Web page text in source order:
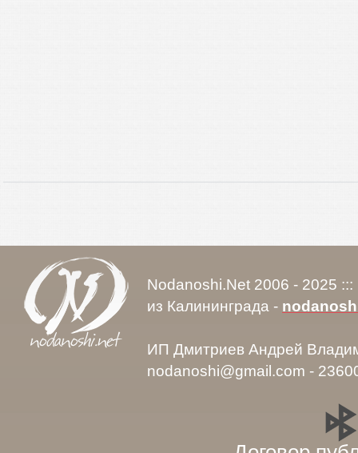
Nodanoshi.Net 2006 - 2025
из Калининграда -
ИП Дмитриев Андрей
nodanoshi@gmail.com -